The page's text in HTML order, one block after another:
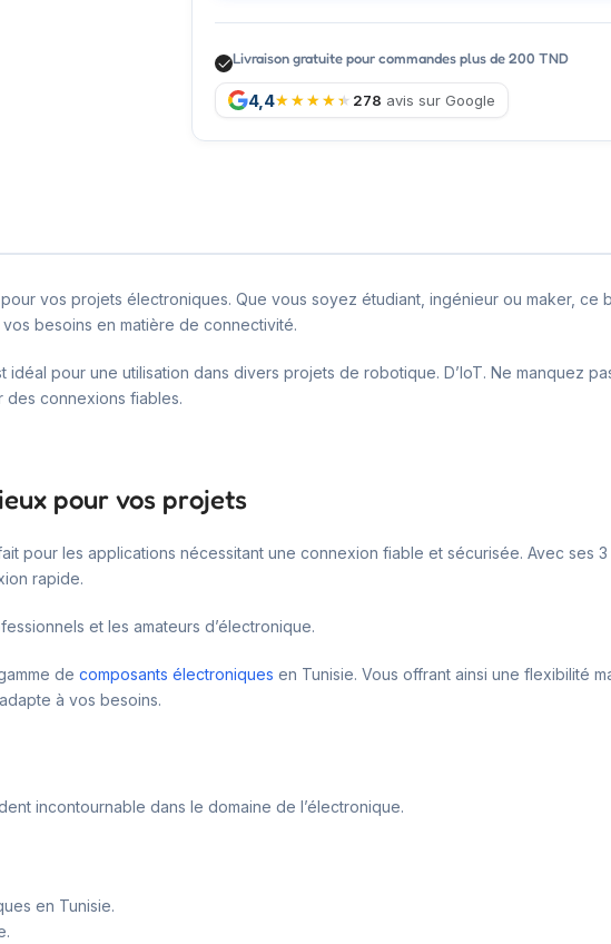
Livraison gratuite pour commandes plus de 200 TND
4,4 278 avis sur Google
vos projets électroniques. Que vous soyez étudiant, ingénieur ou maker,
besoins en matière de connectivité.
idéal pour une utilisation dans divers projets de robotique. D’IoT. Ne manquez
des connexions fiables.
pour vos projets
pour les applications nécessitant une connexion fiable et sécurisée. Avec ses
rapide.
et les amateurs d’électronique.
de composants électroniques en Tunisie. Vous offrant ainsi une flexibilité
à vos besoins.
incontournable dans le domaine de l’électronique.
en Tunisie.